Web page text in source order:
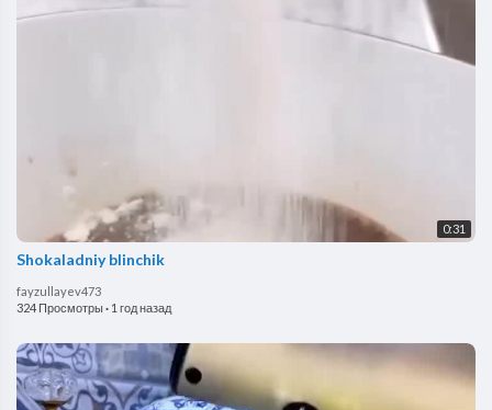
0:31
Shokaladniy blinchik
fayzullayev473
324 Просмотры· 1 год назад